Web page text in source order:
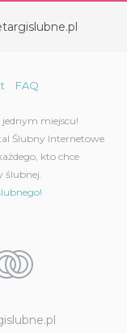
FAQ
miejscu!
Ślubny Internetowe
kto chce